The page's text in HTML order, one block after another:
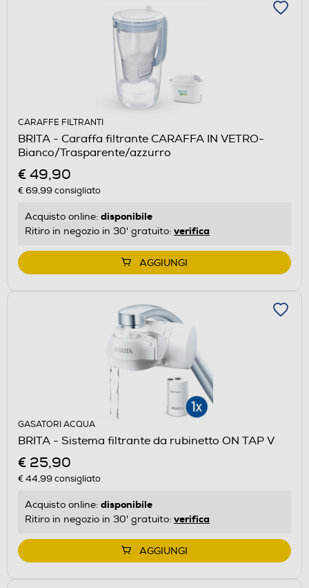
CARAFFE FILTRANTI
BRITA - Caraffa filtrante CARAFFA IN VETRO-
Bianco/Trasparente/azzurro
€ 49,90
€ 69,99 consigliato
Acquisto online: disponibile
Ritiro in negozio in 30' gratuito: verifica
AGGIUNGI
GASATORI ACQUA
BRITA - Sistema filtrante da rubinetto ON TAP V
€ 25,90
€ 44,99 consigliato
Acquisto online: disponibile
Ritiro in negozio in 30' gratuito: verifica
AGGIUNGI